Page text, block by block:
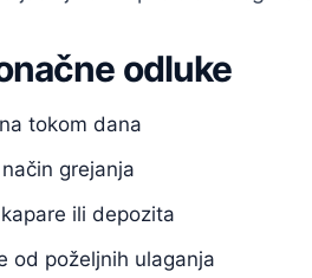
odluke
tokom dana
grejanja
ili depozita
od poželjnih ulaganja